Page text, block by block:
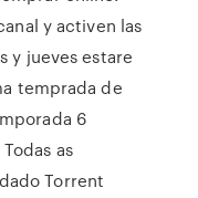
y activen las
y jueves estare
temprada de
6
as
Torrent